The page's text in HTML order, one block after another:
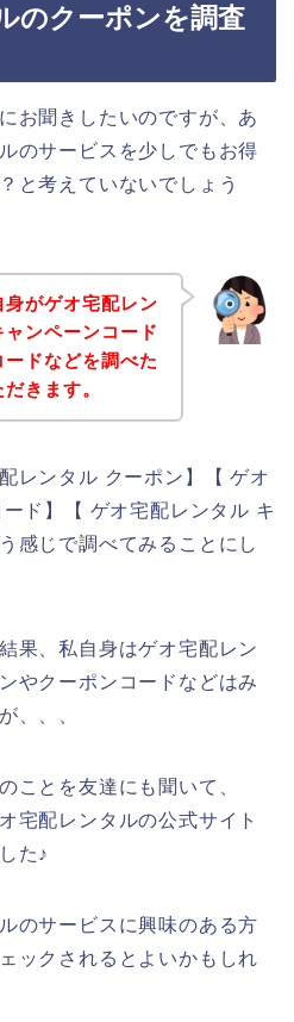
のクーポンを調査
お聞きしたいのですが、あ
のサービスを少しでもお得
と考えていないでしょう
がゲオ宅配レン
ンペーンコード
ドなどを調べた
きます。
レンタル クーポン】【 ゲオ
ド】【 ゲオ宅配レンタル キ
感じで調べてみることにし
果、私自身はゲオ宅配レン
やクーポンコードなどはみ
、、、
ことを友達にも聞いて、
宅配レンタルの公式サイト
た♪
のサービスに興味のある方
ックされるとよいかもしれ